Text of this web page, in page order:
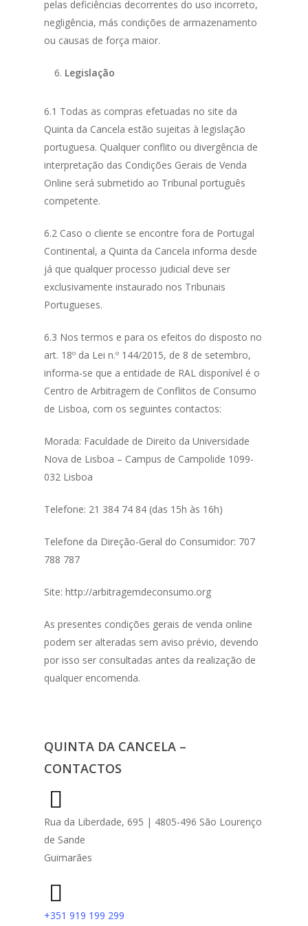
pelas deficiências decorrentes do uso incorreto,
negligência, más condições de armazenamento
ou causas de força maior.
Legislação
6.1 Todas as compras efetuadas no site da
Quinta da Cancela estão sujeitas à legislação
portuguesa. Qualquer conflito ou divergência de
interpretação das Condições Gerais de Venda
Online será submetido ao Tribunal português
competente.
6.2 Caso o cliente se encontre fora de Portugal
Continental, a Quinta da Cancela informa desde
já que qualquer processo judicial deve ser
exclusivamente instaurado nos Tribunais
Portugueses.
6.3 Nos termos e para os efeitos do disposto no
art. 18º da Lei n.º 144/2015, de 8 de setembro,
informa-se que a entidade de RAL disponível é o
Centro de Arbitragem de Conflitos de Consumo
de Lisboa, com os seguintes contactos:
Morada: Faculdade de Direito da Universidade
Nova de Lisboa – Campus de Campolide 1099-
032 Lisboa
Telefone: 21 384 74 84 (das 15h às 16h)
Telefone da Direção-Geral do Consumidor: 707
788 787
Site: http://arbitragemdeconsumo.org
As presentes condições gerais de venda online
podem ser alteradas sem aviso prévio, devendo
por isso ser consultadas antes da realização de
qualquer encomenda.
QUINTA DA CANCELA –
CONTACTOS
Rua da Liberdade, 695 | 4805-496 São Lourenço
de Sande
Guimarães
+351 919 199 299